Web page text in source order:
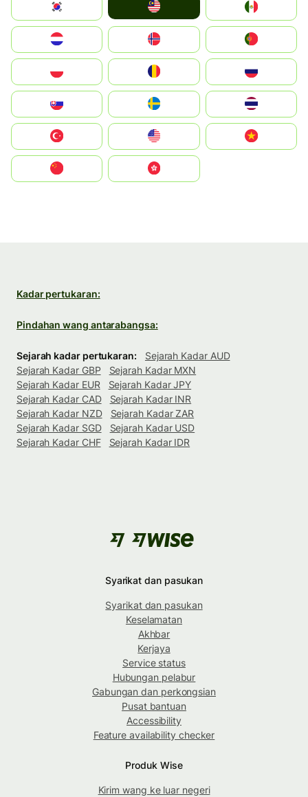
South Korea
United States
中國香港特別行政區
Kadar pertukaran:
Pindahan wang antarabangsa:
Sejarah kadar pertukaran:
Sejarah Kadar AUD
Sejarah Kadar GBP
Sejarah Kadar MXN
Sejarah Kadar EUR
Sejarah Kadar JPY
Sejarah Kadar CAD
Sejarah Kadar INR
Sejarah Kadar NZD
Sejarah Kadar ZAR
Sejarah Kadar SGD
Sejarah Kadar USD
Sejarah Kadar CHF
Sejarah Kadar IDR
Syarikat dan pasukan
Syarikat dan pasukan
Keselamatan
Akhbar
Kerjaya
Service status
Hubungan pelabur
Gabungan dan perkongsian
Pusat bantuan
Accessibility
Feature availability checker
Produk Wise
Kirim wang ke luar negeri